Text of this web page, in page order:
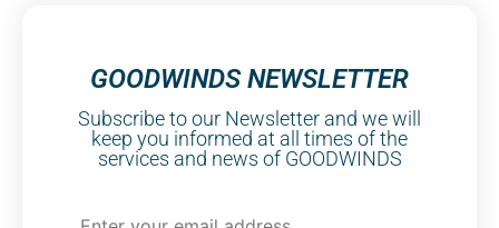
GOODWINDS NEWSLETTER
Subscribe to our Newsletter and we will
keep you informed at all times of the
services and news of GOODWINDS